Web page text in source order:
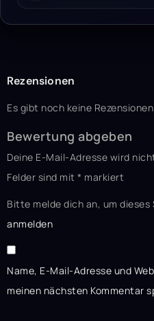
Rezensionen
Es gibt noch keine
Bewertung abgeben
Deine E-Mail-Adresse wird
Felder sind mit * markiert
Bitte melde dich an, um dieses
anmelden
Name, E-Mail-Adresse und
meinen nächsten Kommentar